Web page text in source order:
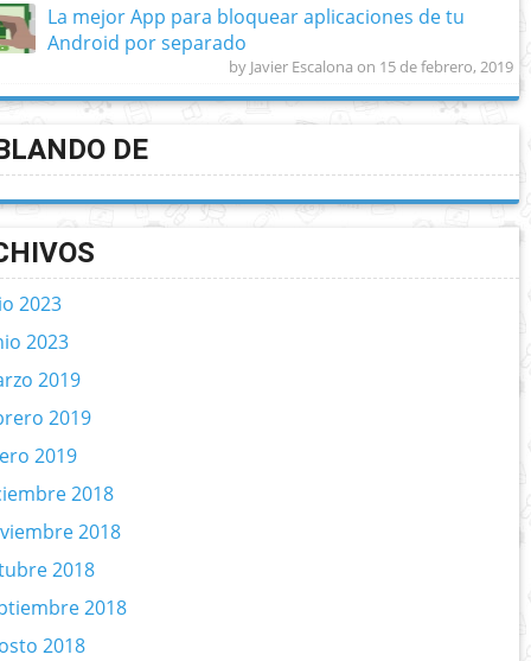
La mejor App para bloquear aplicaciones de tu
Android por separado
by Javier Escalona on 15 de febrero, 2019
DE
2023
2023
2019
2019
2019
2018
2018
2018
2018
2018